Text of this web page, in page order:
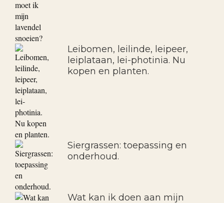
Leibomen, leilinde, leipeer,
leiplataan, lei-photinia. Nu
kopen en planten.
Siergrassen: toepassing en
onderhoud.
Wat kan ik doen aan mijn